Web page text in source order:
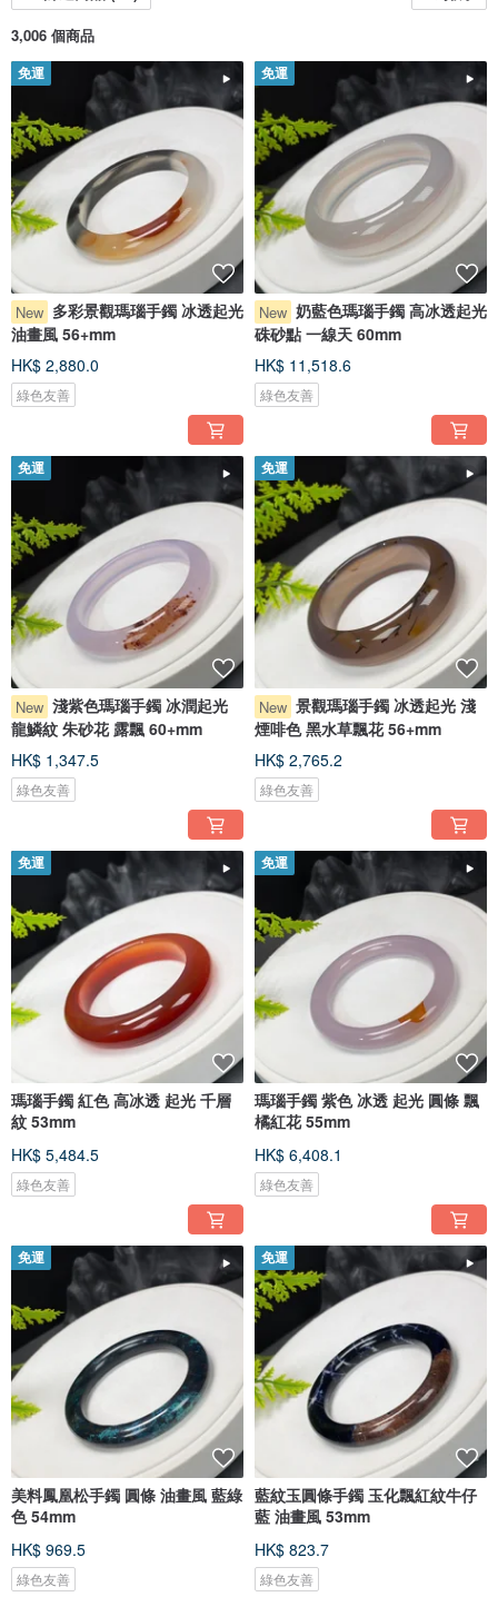
3,006 個商品
免運
New 多彩景觀瑪瑙手鐲 冰透起光
油畫風 56+mm
HK$ 2,880.0
綠色友善
免運
New 奶藍色瑪瑙手鐲 高冰透起光
硃砂點 一線天 60mm
HK$ 11,518.6
綠色友善
免運
New 淺紫色瑪瑙手鐲 冰潤起光
龍鱗紋 朱砂花 露飄 60+mm
HK$ 1,347.5
綠色友善
免運
New 景觀瑪瑙手鐲 冰透起光 淺
煙啡色 黑水草飄花 56+mm
HK$ 2,765.2
綠色友善
免運
瑪瑙手鐲 紅色 高冰透 起光 千層
紋 53mm
HK$ 5,484.5
綠色友善
免運
瑪瑙手鐲 紫色 冰透 起光 圓條 飄
橘紅花 55mm
HK$ 6,408.1
綠色友善
免運
美料鳳凰松手鐲 圓條 油畫風 藍綠
色 54mm
HK$ 969.5
綠色友善
免運
藍紋玉圓條手鐲 玉化飄紅紋牛仔
藍 油畫風 53mm
HK$ 823.7
綠色友善